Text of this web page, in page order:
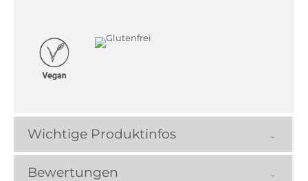
Wichtige Produktinfos
Bewertungen